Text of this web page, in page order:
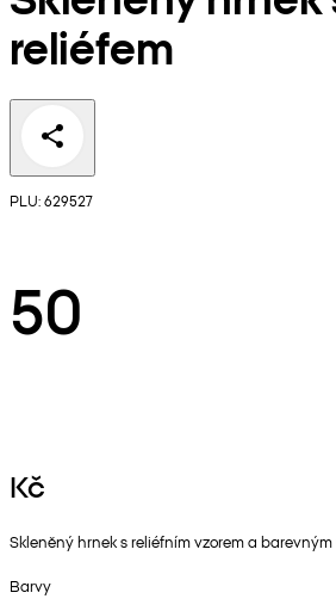
reliéfem
PLU: 629527
50
Kč
Skleněný hrnek s reliéfním vzorem a barevným
Barvy